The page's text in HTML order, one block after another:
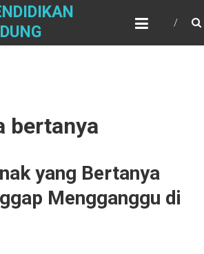
bertanya
yang Bertanya
Mengganggu di